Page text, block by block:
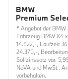
* Angebot der
Fahrzeug BMW X4
14.622,-, Laufzeit
24.370,-,
Sollzinssatz var.
NoVA und MwSt..
vorbehalten.